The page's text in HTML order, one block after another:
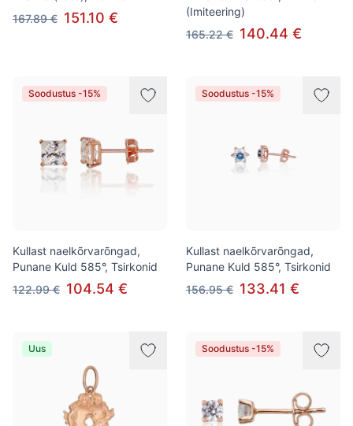
167.89 € 151.10 €
(Imiteering)
165.22 € 140.44 €
Soodustus -15%
Kullast naelkõrvarõngad,
Punane Kuld 585°, Tsirkonid
122.99 € 104.54 €
Soodustus -15%
Kullast naelkõrvarõngad,
Punane Kuld 585°, Tsirkonid
156.95 € 133.41 €
Uus Soodustus -15%